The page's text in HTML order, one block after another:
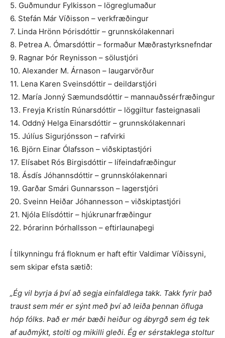
5. Guðmundur Fylkisson – lögreglumaður
6. Stefán Már Víðisson – verkfræðingur
7. Linda Hrönn Þórisdóttir – grunnskólakennari
8. Petrea A. Ómarsdóttir – formaður Mæðrastyrksnefndar
9. Ragnar Þór Reynisson – sölustjóri
10. Alexander M. Árnason – laugarvörður
11. Lena Karen Sveinsdóttir – deildarstjóri
12. María Jonný Sæmundsdóttir – mannauðssérfræðingur
13. Freyja Kristín Rúnarsdóttir – löggiltur fasteignasali
14. Oddný Helga Einarsdóttir – grunnskólakennari
15. Júlíus Sigurjónsson – rafvirki
16. Björn Einar Ólafsson – viðskiptastjóri
17. Elísabet Rós Birgisdóttir – lífeindafræðingur
18. Ásdís Jóhannsdóttir – grunnskólakennari
19. Garðar Smári Gunnarsson – lagerstjóri
20. Sveinn Heiðar Jóhannesson – viðskiptastjóri
21. Njóla Elísdóttir – hjúkrunarfræðingur
22. Þórarinn Þórhallsson – eftirlaunaþegi
Í tilkynningu frá floknum er haft eftir Valdimar Víðissyni,
sem skipar efsta sætið:
„Ég vil byrja á því að segja einfaldlega takk. Takk fyrir það
traust sem mér er sýnt með því að leiða þennan öfluga
hóp fólks. Það er mér bæði heiður og ábyrgð sem ég tek
af auðmýkt, stolti og mikilli gleði. Ég er sérstaklega stoltur